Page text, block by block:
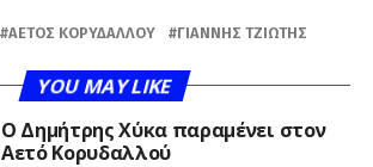
ΑΕΤΌΣ ΚΟΡΥΔΑΛΛΟΎ ΓΙΆΝΝΗΣ ΤΖΙΏΤΗΣ
YOU MAY LIKE
O Δημήτρης Χύκα παραμένει στον
Αετό Κορυδαλλού